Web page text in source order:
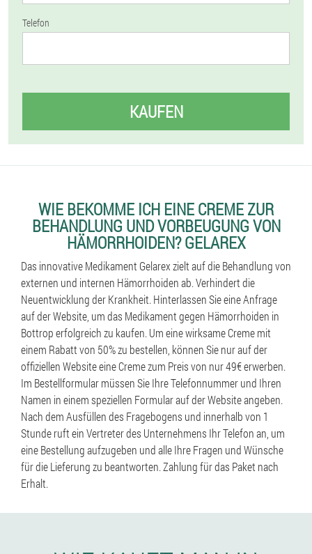
Telefon
KAUFEN
WIE BEKOMME ICH EINE CREME ZUR
BEHANDLUNG UND VORBEUGUNG VON
HÄMORRHOIDEN? GELAREX
Das innovative Medikament Gelarex zielt auf die Behandlung von
externen und internen Hämorrhoiden ab. Verhindert die
Neuentwicklung der Krankheit. Hinterlassen Sie eine Anfrage
auf der Website, um das Medikament gegen Hämorrhoiden in
Bottrop erfolgreich zu kaufen. Um eine wirksame Creme mit
einem Rabatt von 50% zu bestellen, können Sie nur auf der
offiziellen Website eine Creme zum Preis von nur 49€ erwerben.
Im Bestellformular müssen Sie Ihre Telefonnummer und Ihren
Namen in einem speziellen Formular auf der Website angeben.
Nach dem Ausfüllen des Fragebogens und innerhalb von 1
Stunde ruft ein Vertreter des Unternehmens Ihr Telefon an, um
eine Bestellung aufzugeben und alle Ihre Fragen und Wünsche
für die Lieferung zu beantworten. Zahlung für das Paket nach
Erhalt.